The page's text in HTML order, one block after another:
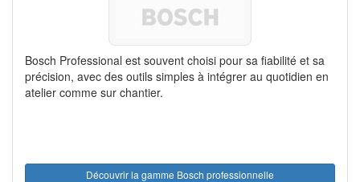
Bosch Professional est souvent choisi pour sa fiabilité et sa
précision, avec des outils simples à intégrer au quotidien en
atelier comme sur chantier.
Découvrir la gamme Bosch professionnelle